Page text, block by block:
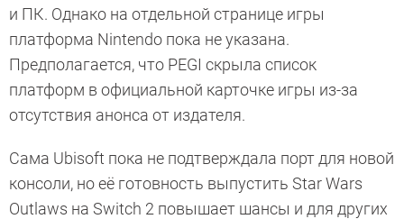
и ПК. Однако на отдельной странице игры
платформа Nintendo пока не указана.
Предполагается, что PEGI скрыла список
платформ в официальной карточке игры из-за
отсутствия анонса от издателя.
Сама Ubisoft пока не подтверждала порт для новой
консоли, но её готовность выпустить Star Wars
Outlaws на Switch 2 повышает шансы и для других